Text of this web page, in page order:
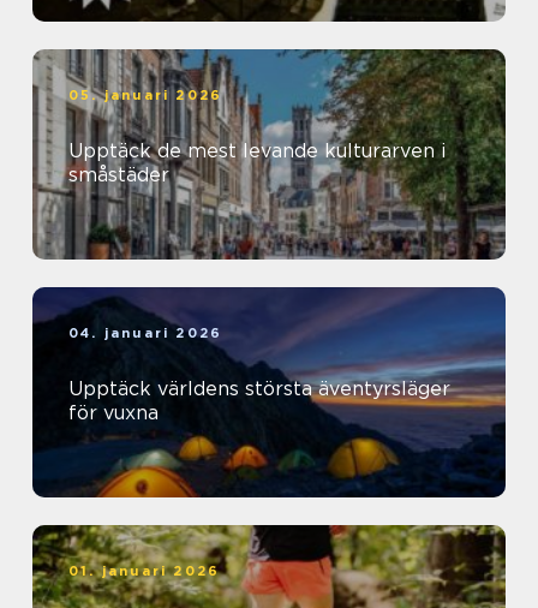
05. januari 2026
Upptäck de mest levande kulturarven i
småstäder
04. januari 2026
Upptäck världens största äventyrsläger
för vuxna
01. januari 2026